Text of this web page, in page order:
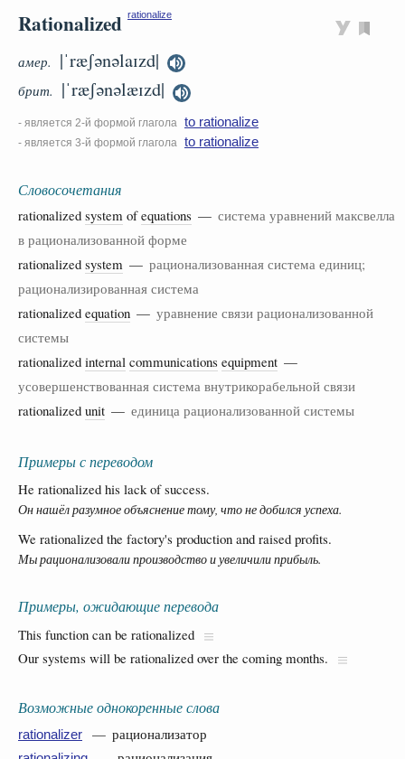
Rationalized rationalize
амер. |ˈræʃənəlaɪzd|
брит. |ˈræʃənəlæɪzd|
- является 2-й формой глагола to rationalize
- является 3-й формой глагола to rationalize
Словосочетания
rationalized system ofequations — система уравнений максвелла
в рационализованной форме
rationalized system — рационализованная система единиц;
рационализированная система
rationalized equation — уравнение связи рационализованной
системы
rationalized internal communications equipment —
усовершенствованная система внутрикорабельной связи
rationalized unit — единица рационализованной системы
Примеры с переводом
He rationalized his lack of success.
Он нашёл разумное объяснение тому, что не добился успеха.
We rationalized the factory's production and raised profits.
Мы рационализовали производство и увеличили прибыль.
Примеры, ожидающие перевода
This function can be rationalized
Our systems will be rationalized over the coming months.
Возможные однокоренные слова
rationalizer — рационализатор